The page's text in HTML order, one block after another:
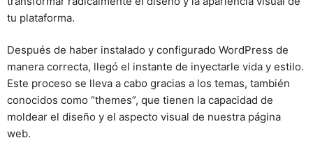
tu plataforma.
Después de haber instalado y configurado WordPress de
manera correcta, llegó el instante de inyectarle vida y estilo.
Este proceso se lleva a cabo gracias a los temas, también
conocidos como “themes”, que tienen la capacidad de
moldear el diseño y el aspecto visual de nuestra página
web.